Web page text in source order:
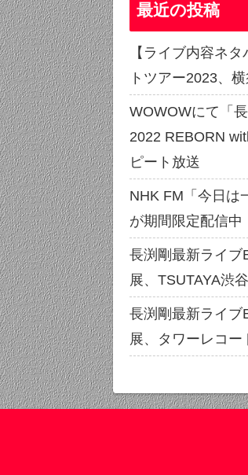
最近の投稿
【ライブ内容ネ
トツアー2023、
WOWOWにて「
2022 REBORN
ピート放送
NHK FM「今日は
が期間限定配信中
長渕剛最新ライブ
展、TSUTAYA渋
長渕剛最新ライブ
展、タワーレコー